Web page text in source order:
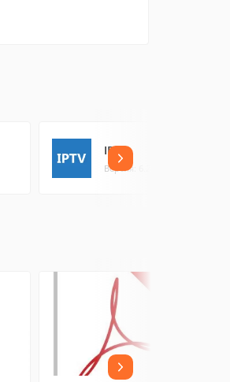
IPTV
Версия: 6.2.5 (22.14 МБ)